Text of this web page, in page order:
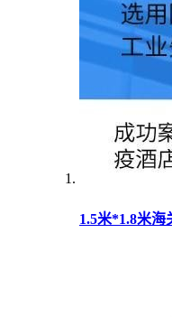
1.5米*1.8米